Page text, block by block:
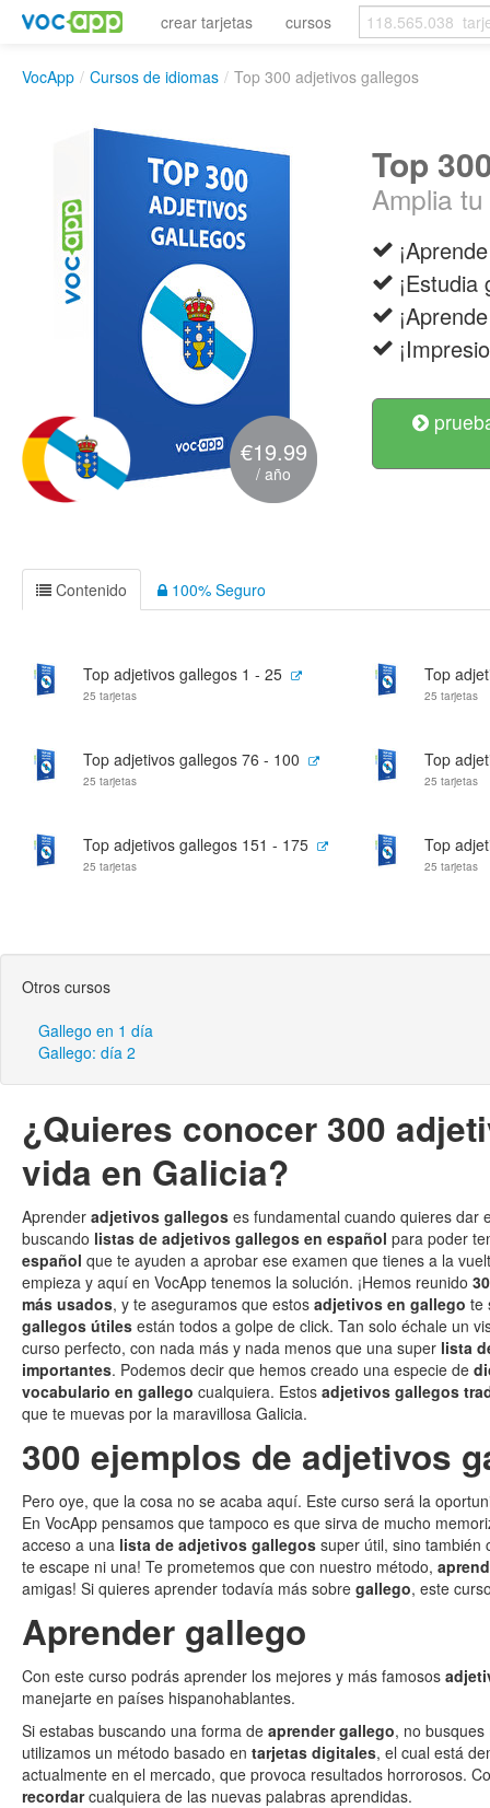
crear tarjetas cursos
VocApp / Cursos de idiomas / Top 300 adjetivos gallegos
€19.99
/ año
Top
Amplia
Contenido 100% Seguro
Top adjetivos gallegos 1 - 25
25 tarjetas
Top
25 tarjetas
Top adjetivos gallegos 76 - 100
25 tarjetas
Top
25 tarjetas
Top adjetivos gallegos 151 - 175
25 tarjetas
Top
25 tarjetas
Otros cursos
Gallego en 1 día
Gallego: día 2
¿Quieres conocer 300
vida en Galicia?
Aprender adjetivos gallegos es fundamental cuando quieres dar
buscando listas de adjetivos gallegos en español para poder
español que te ayuden a aprobar ese examen que tienes a la
empieza y aquí en VocApp tenemos la solución. ¡Hemos reunido
más usados, y te aseguramos que estos adjetivos en gallego te
gallegos útiles están todos a golpe de click. Tan solo échale un
curso perfecto, con nada más y nada menos que una super lista
importantes. Podemos decir que hemos creado una especie de
vocabulario en gallego cualquiera. Estos adjetivos gallegos
que te muevas por la maravillosa Galicia.
300 ejemplos de adjetivos
Pero oye, que la cosa no se acaba aquí. Este curso será la
En VocApp pensamos que tampoco es que sirva de mucho
acceso a una lista de adjetivos gallegos super útil, sino también
te escape ni una! Te prometemos que con nuestro método,
amigas! Si quieres aprender todavía más sobre gallego, este
Aprender gallego
Con este curso podrás aprender los mejores y más famosos
manejarte en países hispanohablantes.
Si estabas buscando una forma de aprender gallego, no
utilizamos un método basado en tarjetas digitales, el cual está
actualmente en el mercado, que provoca resultados horrorosos.
recordarcualquiera de las nuevas palabras aprendidas.